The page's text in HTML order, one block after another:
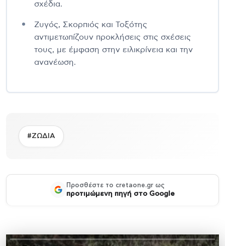
σχέδια.
Ζυγός, Σκορπιός και Τοξότης
αντιμετωπίζουν προκλήσεις στις σχέσεις
τους, με έμφαση στην ειλικρίνεια και την
ανανέωση.
#ΖΩΔΙΑ
Προσθέστε το cretaone.gr ως
προτιμώμενη πηγή στο Google